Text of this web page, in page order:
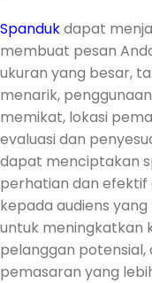
Spandukdapat
membuat pesan
ukuran yang besar,
menarik,
memikat, lokasi
evaluasi dan
dapat menciptakan
perhatian dan efektif
kepada audiens
untuk meningkatkan
pelanggan
pemasaran yang